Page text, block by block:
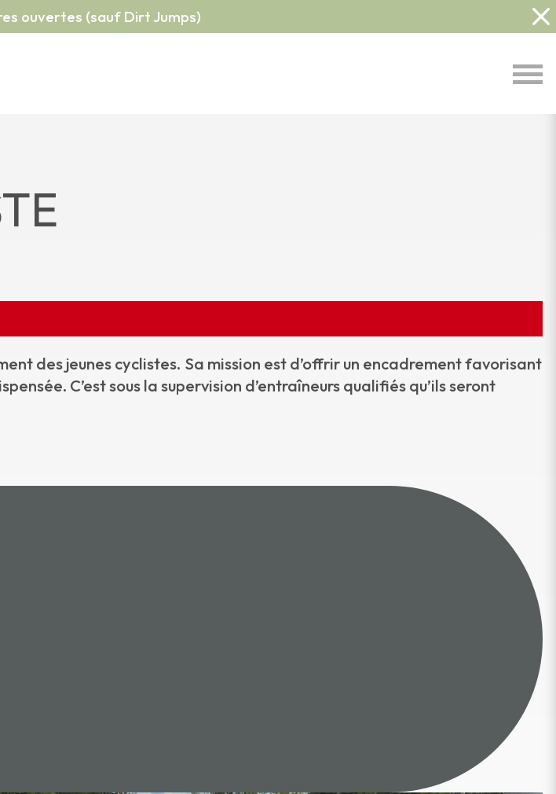
ouvertes (sauf Dirt Jumps)
des jeunes cyclistes. Sa mission est d’offrir un encadrement favorisant
C’est sous la supervision d’entraîneurs qualifiés qu’ils seront